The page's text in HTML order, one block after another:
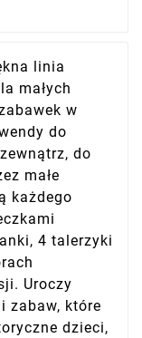
linia
małych
w
do
do
małe
każdego
4 talerzyki
Uroczy
zabaw, które
dzieci,